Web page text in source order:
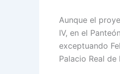
Aunque el
IV, en el
exceptuando
Palacio Real de